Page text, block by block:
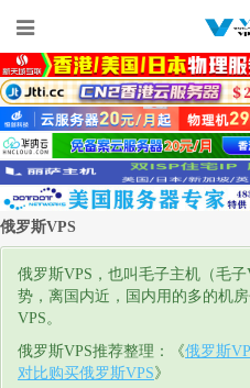
俄罗斯VPS
俄罗斯VPS，也叫毛子主机（毛
势，离国内近，国内用的多的机
VPS。
俄罗斯VPS推荐整理：《俄罗斯
对比购买俄罗斯VPS》